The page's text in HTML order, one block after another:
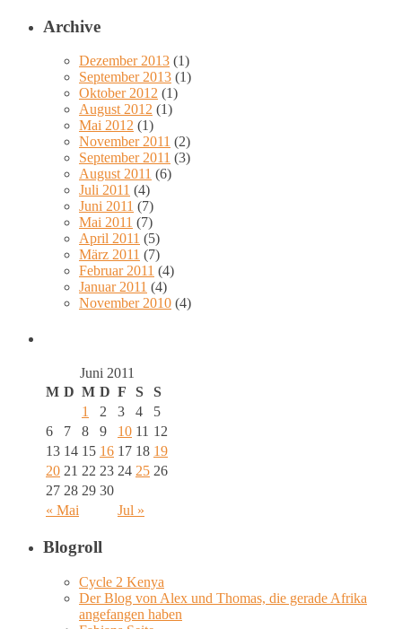
Archive
Dezember 2013 (1)
September 2013 (1)
Oktober 2012 (1)
August 2012 (1)
Mai 2012 (1)
November 2011 (2)
September 2011 (3)
August 2011 (6)
Juli 2011 (4)
Juni 2011 (7)
Mai 2011 (7)
April 2011 (5)
März 2011 (7)
Februar 2011 (4)
Januar 2011 (4)
November 2010 (4)
Juni 2011
M D M D F S S
« Mai Jul »
1 2 3 4
5
6
7 8 9 10 11 12
13 14 15 16 17 18 19
20 21 22 23 24 25 26
27 28 29 30
Blogroll
Cycle 2 Kenya
Der Blog von Alex und Thomas, die gerade Afrika
angefangen haben